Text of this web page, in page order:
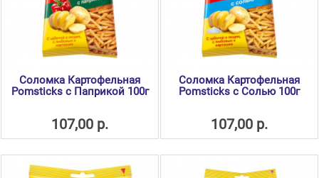
Соломка Картофельная
Pomsticks с Паприкой 100г
107,00 р.
Соломка Картофельная
Pomsticks с Солью 100г
107,00 р.